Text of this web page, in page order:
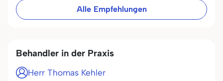
Alle Empfehlungen
Behandler in der Praxis
Herr Thomas Kehler